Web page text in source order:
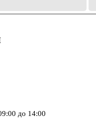
до 14:00